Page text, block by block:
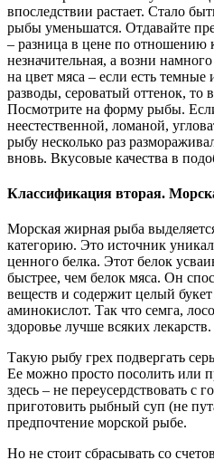
впоследствии растает. Стало
рыбы уменьшатся. Отдавайте
– разница в цене по отношению
незначительная, а возни
на цвет мяса – если есть темные
разводы, сероватый оттенок, то
Посмотрите на форму рыбы.
неестественной, ломаной,
рыбу несколько раз
вновь. Вкусовые качества в
Классификация вторая.
Морская жирная рыба
категорию. Это источник
ценного белка. Этот белок
быстрее, чем белок мяса. Он
веществ и содержит целый
аминокислот. Так что семга,
здоровье лучше всяких лекарств.
Такую рыбу грех подвергать
Ее можно просто посолить или
здесь – не переусердствовать с
приготовить рыбный суп (не
предпочтение морской рыбе.
Но не стоит сбрасывать со